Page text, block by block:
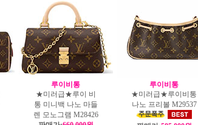
루이비통
★미러급★루이 비
통 미니백 나노 마들
렌 모노그램 M28426
루이비통
★미러급★루이비통
나노 프리볼 M29537